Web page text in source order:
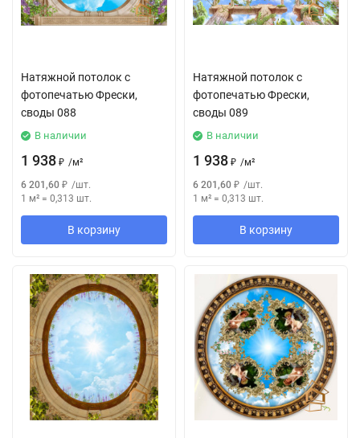
Натяжной потолок с
фотопечатью Фрески,
своды 088
В наличии
1 938 ₽ /м²
6 201,60 ₽ /шт.
1 м² = 0,313 шт.
В корзину
Натяжной потолок с
фотопечатью Фрески,
своды 089
В наличии
1 938 ₽ /м²
6 201,60 ₽ /шт.
1 м² = 0,313 шт.
В корзину